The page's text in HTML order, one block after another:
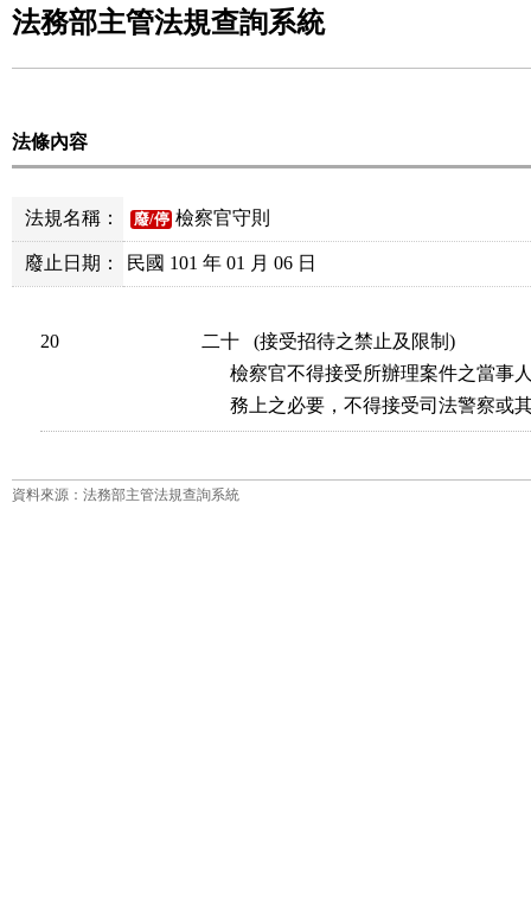
法務部主管法規查詢系統
法條內容
法規名稱： 廢/停 檢察官守則
廢止日期： 民國 101 年 01 月 06 日
20
二十   (接受招待之禁止及限制)
檢察官不得接受所辦理案件之當
資料來源：法務部主管法規查詢系統